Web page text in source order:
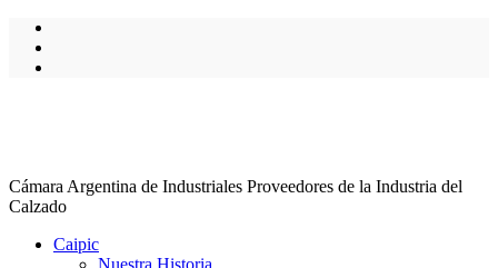
Cámara Argentina de Industriales Proveedores de la Industria del
Calzado
Caipic
Nuestra Historia